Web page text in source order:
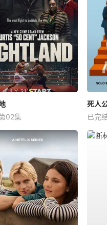
02集
死人
已完